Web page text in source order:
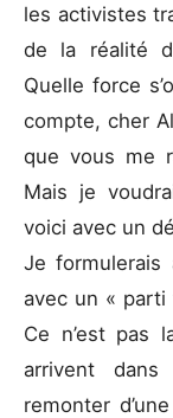
les activistes
de la réalité
Quelle force
compte, cher
que vous me
Mais je
voici avec un
Je
avec un «
Ce n’est pas
arrivent
remonter